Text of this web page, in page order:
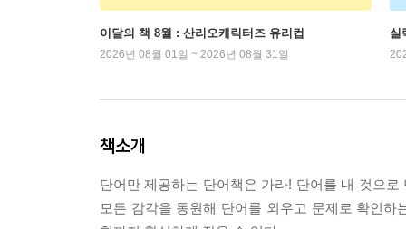
이달의 책 8월 : 산리오캐릭터즈 유리컵
2026년 08월 01일 ~ 2026년 08월 31일
실
책소개
단어만 제공하는 단어책은 가라! 단어를 내 것으
모든 감각을 동원해 단어를 외우고 문제로 확인